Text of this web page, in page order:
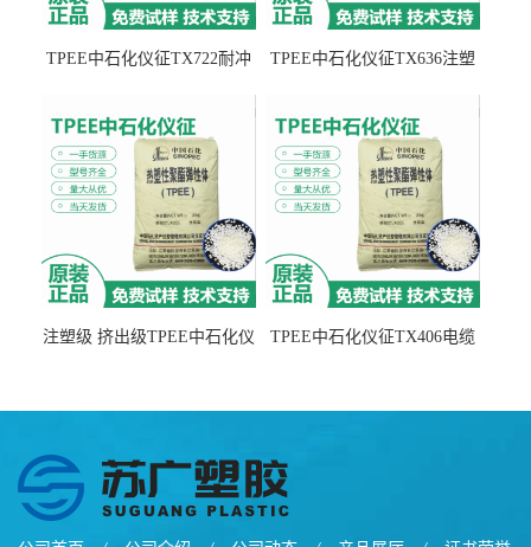
TPEE中石化仪征TX722耐冲
TPEE中石化仪征TX636注塑
注塑级 挤出级TPEE中石化仪
TPEE中石化仪征TX406电缆